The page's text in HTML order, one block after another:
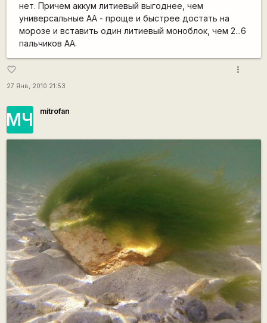
нет. Причем аккум литиевый выгоднее, чем
универсальные AA - проще и быстрее достать на
морозе и вставить один литиевый моноблок, чем 2...6
пальчиков AA.
favorite_border
27 Янв, 2010 21:53
more_vert
МЧ mitrofan